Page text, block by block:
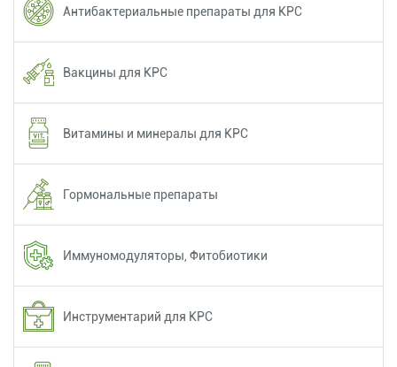
Антибактериальные препараты для КРС
Вакцины для КРС
Витамины и минералы для КРС
Гормональные препараты
Иммуномодуляторы, Фитобиотики
Инструментарий для КРС